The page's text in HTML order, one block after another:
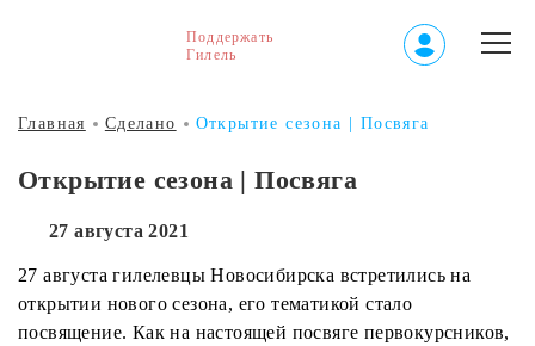
Поддержать
Гилель
Главная Сделано Открытие сезона | Посвяга
Открытие сезона | Посвяга
27 августа 2021
27 августа гилелевцы Новосибирска встретились на
открытии нового сезона, его тематикой стало
посвящение. Как на настоящей посвяге первокурсников,